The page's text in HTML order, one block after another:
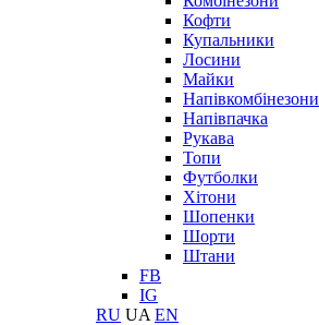
Кофти
Купальники
Лосини
Майки
Напівкомбінезони
Напівпачка
Рукава
Топи
Футболки
Хітони
Шопенки
Шорти
Штани
FB
IG
RU UA EN